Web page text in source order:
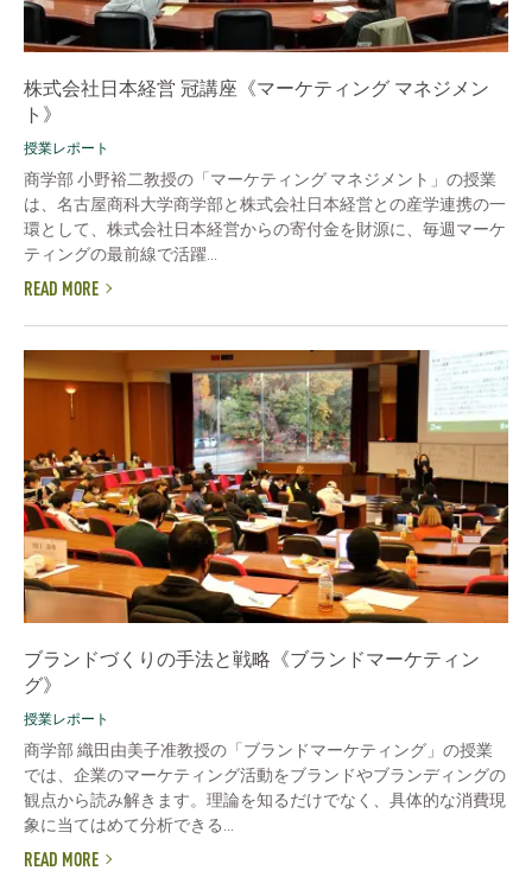
株式会社日本経営 冠講座《マーケティング マネジメン
ト》
授業レポート
商学部 小野裕二教授の「マーケティング マネジメント」の授業
は、名古屋商科大学商学部と株式会社日本経営との産学連携の一
環として、株式会社日本経営からの寄付金を財源に、毎週マーケ
ティングの最前線で活躍...
READ MORE
ブランドづくりの手法と戦略《ブランドマーケティン
グ》
授業レポート
商学部 織田由美子准教授の「ブランドマーケティング」の授業
では、企業のマーケティング活動をブランドやブランディングの
観点から読み解きます。理論を知るだけでなく、具体的な消費現
象に当てはめて分析できる...
READ MORE